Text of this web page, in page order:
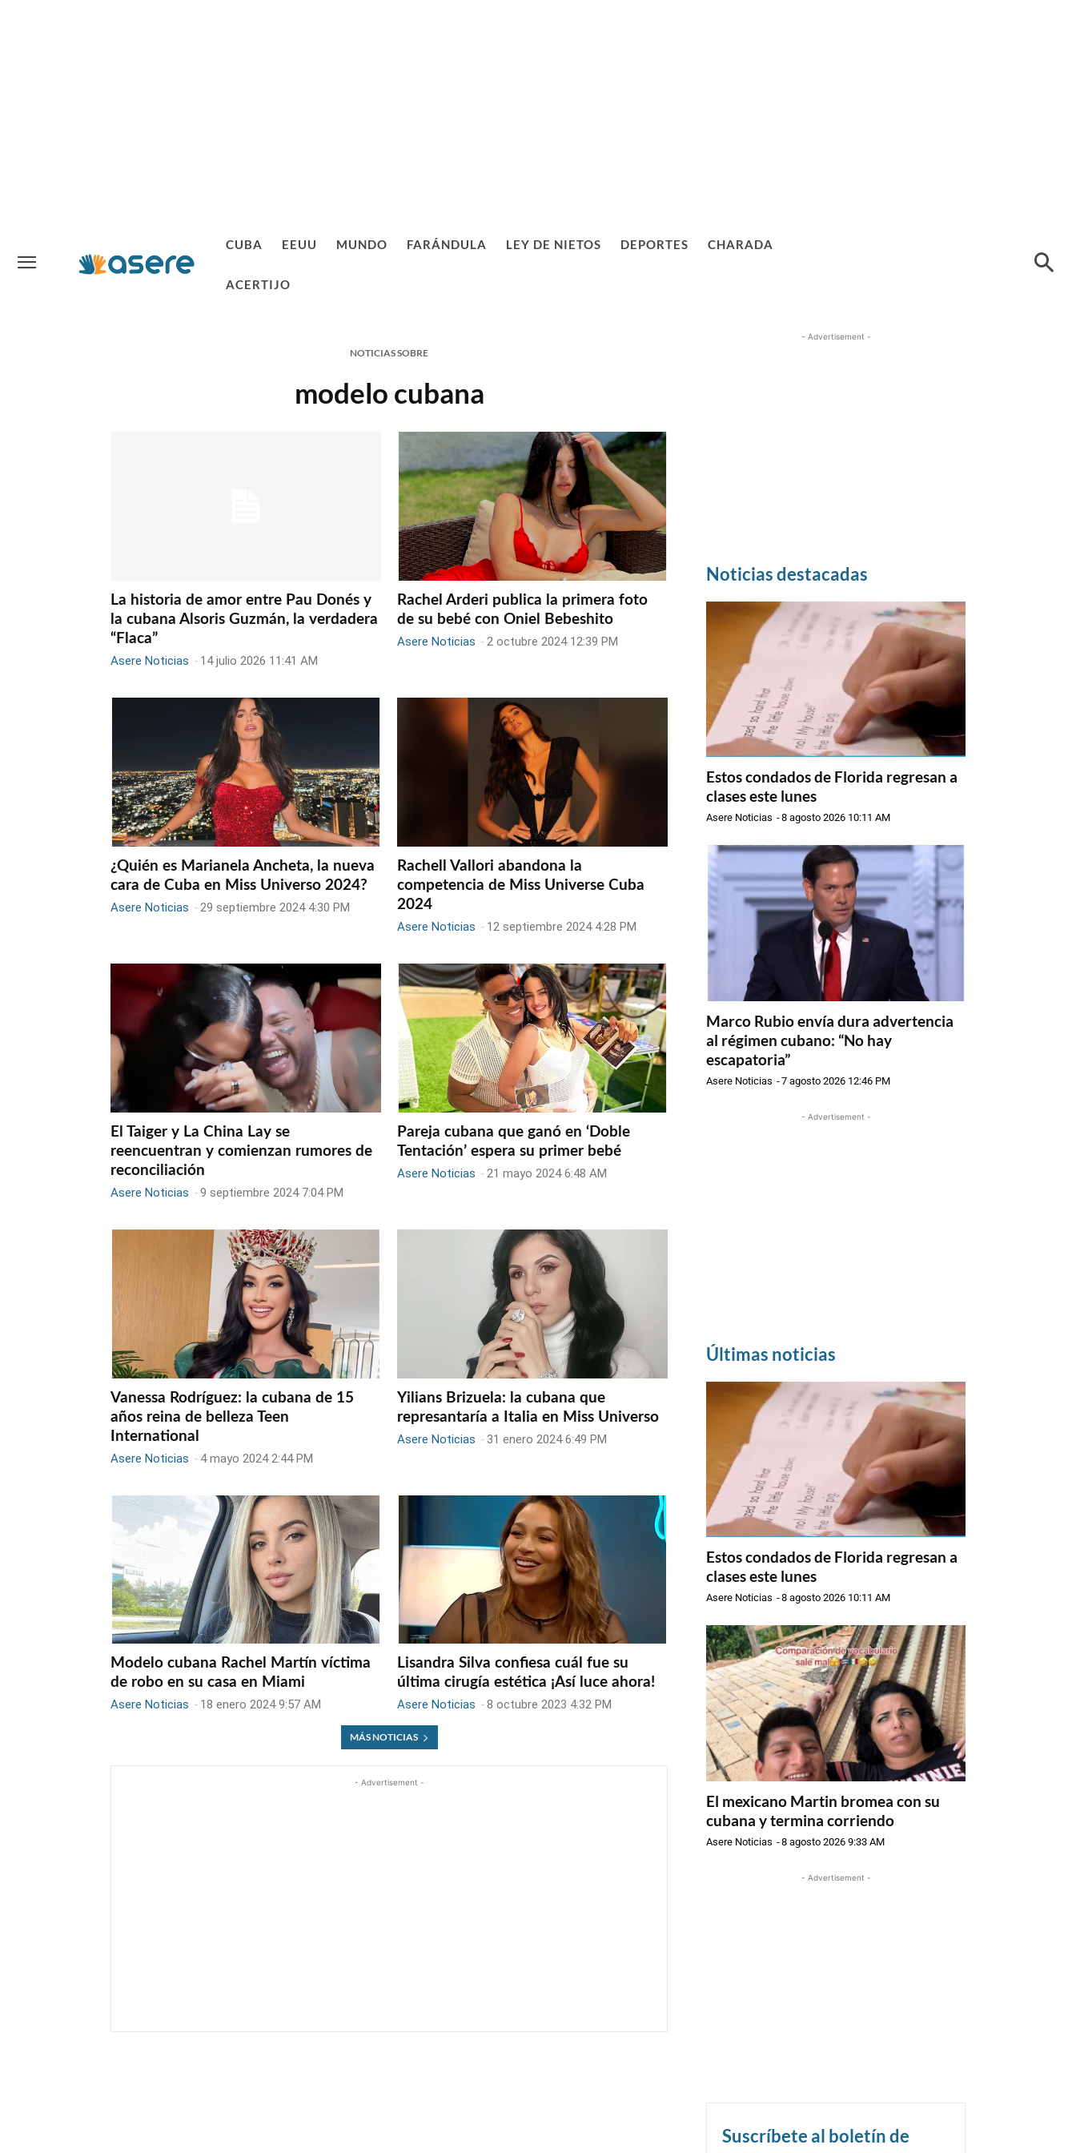
CUBA EEUU MUNDO FARÁNDULA LEY DE NIETOS DEPORTES CHARADA
ACERTIJO
NOTICIAS SOBRE
modelo cubana
La historia de amor entre Pau Donés y
la cubana Alsoris Guzmán, la verdadera
“Flaca”
Asere Noticias - 14 julio 2026 11:41 AM
Rachel Arderi publica la primera foto
de su bebé con Oniel Bebeshito
Asere Noticias -2 octubre 2024 12:39 PM
¿Quién es Marianela Ancheta, la nueva
cara de Cuba en Miss Universo 2024?
Asere Noticias -29 septiembre 2024 4:30 PM
Rachell Vallori abandona la
competencia de Miss Universe Cuba
2024
Asere Noticias - 12 septiembre 2024 4:28 PM
El Taiger y La China Lay se
reencuentran y comienzan rumores de
reconciliación
Asere Noticias -9 septiembre 2024 7:04 PM
Pareja cubana que ganó en ‘Doble
Tentación’ espera su primer bebé
Asere Noticias -21 mayo 2024 6:48 AM
Vanessa Rodríguez: la cubana de 15
años reina de belleza Teen
International
Asere Noticias - 4 mayo 2024 2:44 PM
Yilians Brizuela: la cubana que
represantaría a Italia en Miss Universo
Asere Noticias - 31 enero 2024 6:49 PM
Modelo cubana Rachel Martín víctima
de robo en su casa en Miami
Asere Noticias - 18 enero 2024 9:57 AM
Lisandra Silva confiesa cuál fue su
última cirugía estética ¡Así luce ahora!
Asere Noticias -8 octubre 2023 4:32 PM
MÁS NOTICIAS
- Advertisement -
- Advertisement -
Noticias destacadas
Estos condados de Florida regresan a
clases este lunes
Asere Noticias -8 agosto 2026 10:11 AM
Marco Rubio envía dura advertencia
al régimen cubano: “No hay
escapatoria”
Asere Noticias -7 agosto 2026 12:46 PM
- Advertisement -
Últimas noticias
Estos condados de Florida regresan a
clases este lunes
Asere Noticias -8 agosto 2026 10:11 AM
El mexicano Martin bromea con su
cubana y termina corriendo
Asere Noticias -8 agosto 2026 9:33 AM
- Advertisement -
Suscríbete al boletín de